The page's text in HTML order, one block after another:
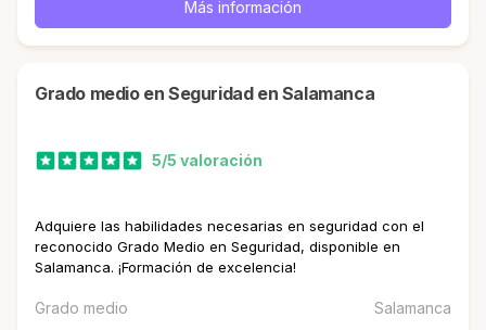
Más información
Grado medio en Seguridad en Salamanca
5/5 valoración
Adquiere las habilidades necesarias en seguridad con el
reconocido Grado Medio en Seguridad, disponible en
Salamanca. ¡Formación de excelencia!
Grado medio Salamanca